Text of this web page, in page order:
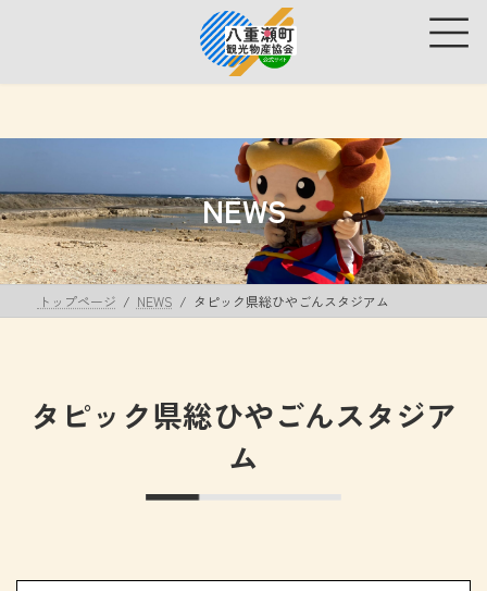
ス
プ
ン
動
NEWS
トップページ NEWS タピック県総ひやごんスタジアム
タピック県総ひやごんスタジア
ム